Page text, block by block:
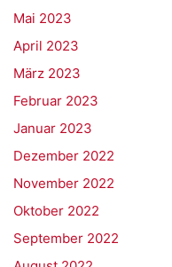
Mai 2023
April 2023
März 2023
Februar 2023
Januar 2023
Dezember 2022
November 2022
Oktober 2022
September 2022